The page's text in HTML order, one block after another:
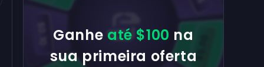
Ganhe até $100 na
sua primeira oferta$5.00